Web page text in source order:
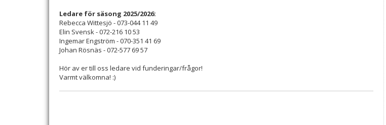
Ledare för säsong 2025/2026:
Rebecca Wittesjö - 073-044 11 49
Elin Svensk - 072-216 10 53
Ingemar Engström - 070-351 41 69
Johan Rösnäs - 072-577 69 57
Hör av er till oss ledare vid funderingar/frågor!
Varmt välkomna! :)